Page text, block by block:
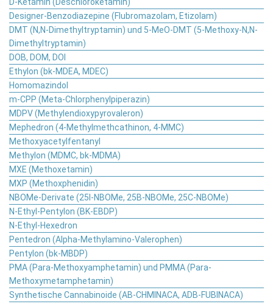
Designer-Benzodiazepine (Flubromazolam, Etizolam)
DMT (N,N-Dimethyltryptamin) und 5-MeO-DMT (5-Methoxy-N,N-
Dimethyltryptamin)
DOB, DOM, DOI
Ethylon (bk-MDEA, MDEC)
Homomazindol
m-CPP (Meta-Chlorphenylpiperazin)
MDPV (Methylendioxypyrovaleron)
Mephedron (4-Methylmethcathinon, 4-MMC)
Methoxyacetylfentanyl
Methylon (MDMC, bk-MDMA)
MXE (Methoxetamin)
MXP (Methoxphenidin)
NBOMe-Derivate (25I-NBOMe, 25B-NBOMe, 25C-NBOMe)
N-Ethyl-Pentylon (BK-EBDP)
N-Ethyl-Hexedron
Pentedron (Alpha-Methylamino-Valerophen)
Pentylon (bk-MBDP)
PMA (Para-Methoxyamphetamin) und PMMA (Para-
Methoxymetamphetamin)
Synthetische Cannabinoide (AB-CHMINACA, ADB-FUBINACA)